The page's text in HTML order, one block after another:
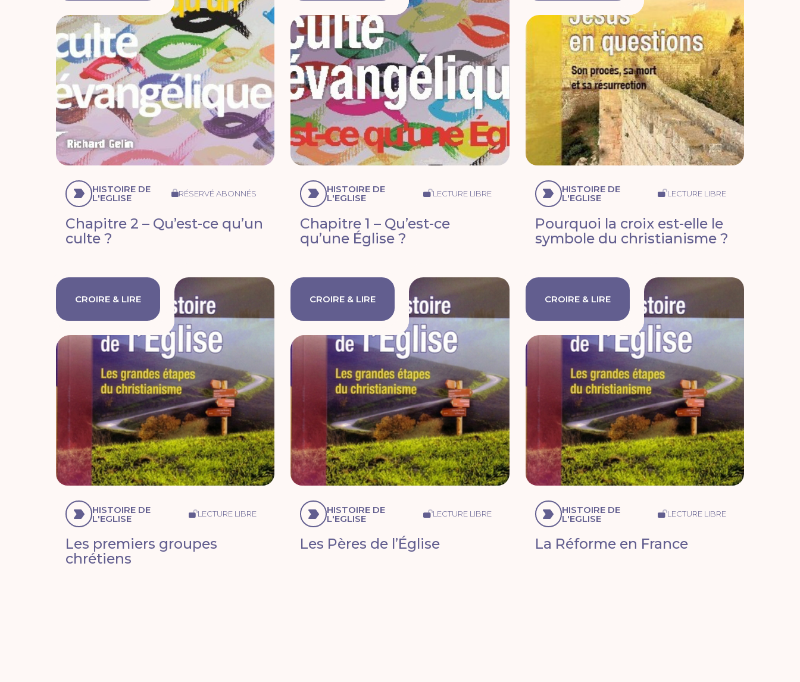
HISTOIRE DE
L'EGLISE RÉSERVÉ ABONNÉS
Chapitre 2 – Qu’est-ce qu’un
culte ?
HISTOIRE DE
L'EGLISE LECTURE LIBRE
Chapitre 1 – Qu’est-ce
qu’une Église ?
HISTOIRE DE
L'EGLISE LECTURE LIBRE
Pourquoi la croix est-elle le
symbole du christianisme ?
CROIRE & LIRE
HISTOIRE DE
L'EGLISE LECTURE LIBRE
Les premiers groupes
chrétiens
CROIRE & LIRE
HISTOIRE DE
L'EGLISE LECTURE LIBRE
Les Pères de l’Église
CROIRE & LIRE
HISTOIRE DE
L'EGLISE LECTURE LIBRE
La Réforme en France